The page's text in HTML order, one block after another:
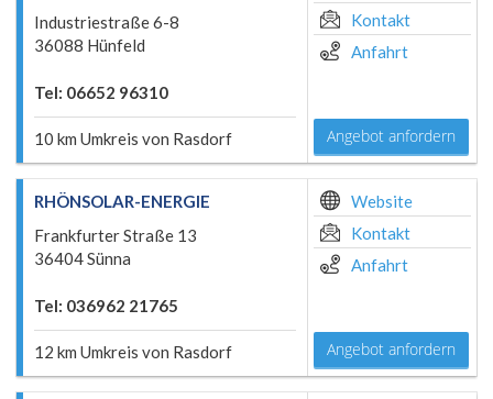
Industriestraße 6-8
36088 Hünfeld
Tel: 06652 96310
10 km Umkreis von Rasdorf
Kontakt
Anfahrt
Angebot anfordern
RHÖNSOLAR-ENERGIE
Frankfurter Straße 13
36404 Sünna
Tel: 036962 21765
12 km Umkreis von Rasdorf
Website
Kontakt
Anfahrt
Angebot anfordern